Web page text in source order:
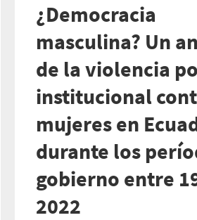
¿Democracia
masculina? Un
de la violencia
institucional
mujeres en
durante los
gobierno entre
2022